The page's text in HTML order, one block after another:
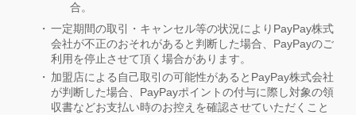
合。
一定期間の取引・キャンセル等の状況によりPayPay株式
会社が不正のおそれがあると判断した場合、PayPayのご
利用を停止させて頂く場合があります。
加盟店による自己取引の可能性があるとPayPay株式会社
が判断した場合、PayPayポイントの付与に際し対象の領
収書などお支払い時のお控えを確認させていただくこと